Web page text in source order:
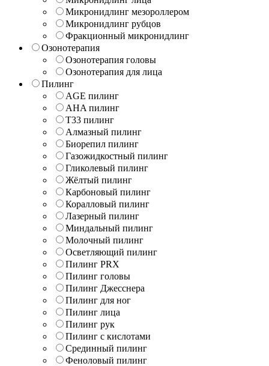
Микронидлинг мезороллером
Микронидлинг рубцов
Фракционный микронидлинг
Озонотерапия
Озонотерапия головы
Озонотерапия для лица
Пилинг
AGE пилинг
AHA пилинг
T33 пилинг
Алмазный пилинг
Биорепил пилинг
Газожидкостный пилинг
Гликолевый пилинг
Жёлтый пилинг
Карбоновый пилинг
Коралловый пилинг
Лазерный пилинг
Миндальный пилинг
Молочный пилинг
Осветляющий пилинг
Пилинг PRX
Пилинг головы
Пилинг Джесснера
Пилинг для ног
Пилинг лица
Пилинг рук
Пилинг с кислотами
Срединный пилинг
Феноловый пилинг